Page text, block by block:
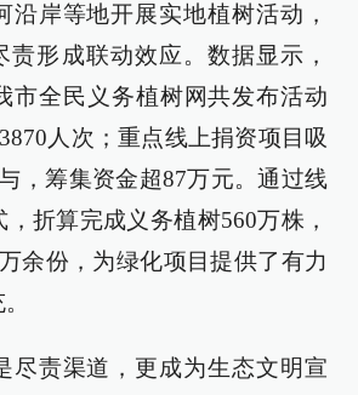
沿岸等地开展实地植树活动，
责形成联动效应。数据显示，
市全民义务植树网共发布活动
人次；重点线上捐资项目吸
，筹集资金超87万元。通过线
，折算完成义务植树560万株，
余份，为绿化项目提供了有力
尽责渠道，更成为生态文明宣